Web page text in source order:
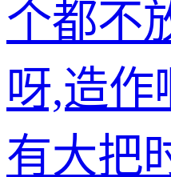
个都不
呀,造作
有大把